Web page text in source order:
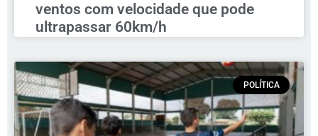
ventos com velocidade que pode
ultrapassar 60km/h
POLÍTICA